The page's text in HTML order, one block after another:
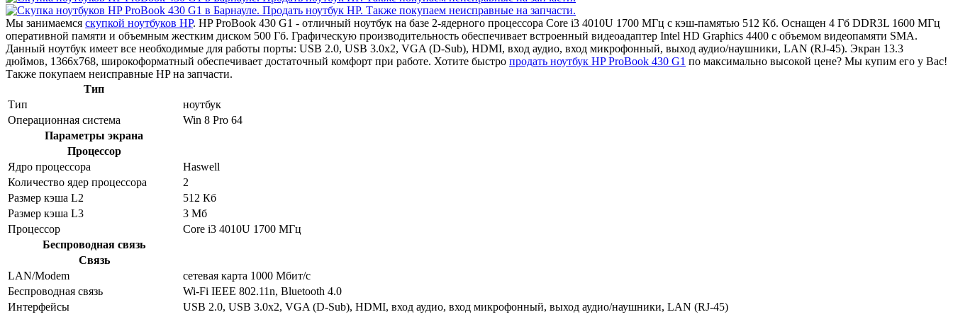
Мы занимаемся скупкой ноутбуков HP. HP ProBook 430 G1 - отличный ноутбук на базе 2-ядерного процессора Core i3 4010U 1700 МГц с кэш-памятью 512 Кб. Оснащен 4 Гб DDR3L 1600 МГц
оперативной памяти и объемным жестким диском 500 Гб. Графическую производительность обеспечивает встроенный видеоадаптер Intel HD Graphics 4400 с объемом видеопамяти SMA.
Данный ноутбук имеет все необходимые для работы порты: USB 2.0, USB 3.0x2, VGA (D-Sub), HDMI, вход аудио, вход микрофонный, выход аудио/наушники, LAN (RJ-45). Экран 13.3
дюймов, 1366x768, широкоформатный обеспечивает достаточный комфорт при работе. Хотите быстро продать ноутбук HP ProBook 430 G1 по максимально высокой цене? Мы купим его у Вас!
Также покупаем неисправные HP на запчасти.
Тип
Тип
ноутбук
Операционная система
Win 8 Pro 64
Параметры экрана
Процессор
Ядро процессора
Haswell
Количество ядер процессора
2
Размер кэша L2
512 Кб
Размер кэша L3
3 Мб
Процессор
Core i3 4010U 1700 МГц
Беспроводная связь
Связь
LAN/Modem
сетевая карта 1000 Мбит/c
Беспроводная связь
Wi-Fi IEEE 802.11n, Bluetooth 4.0
Интерфейсы
USB 2.0, USB 3.0x2, VGA (D-Sub), HDMI, вход аудио, вход микрофонный, выход аудио/наушники, LAN (RJ-45)